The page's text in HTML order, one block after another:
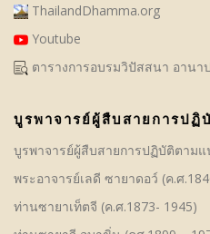
ThailandDhamma.org
Youtube
ตารางการอบรมวิปัสสนา อานา
บูรพาจารย์ผู้สืบสายการปฏิ
บูรพาจารย์ผู้สืบสายการปฏิบัติตาม
พระอาจารย์เลดี ซายาดอว์ (ค.ศ
ท่านซายาเท็ตจี (ค.ศ.1873- 1945)